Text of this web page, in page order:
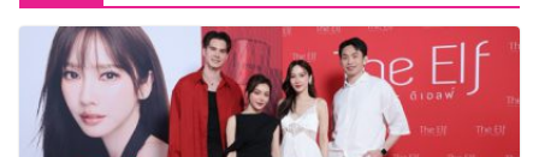
AirAsia X SEE FAH พันธมิตรทางธุรกิจ
ยาวนานกว่า 20 ปี ต่อยอดเสิร์ฟความ
อร่อย ยกเมนูระดับตำนาน “ข้าวหน้าไก่
ราชวงศ์” พุ่งทะยานสู่น่านฟ้า